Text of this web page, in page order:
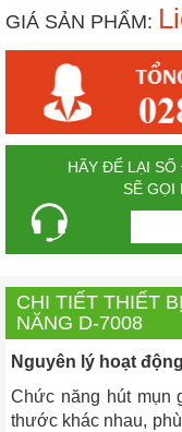
GIÁ SẢN PHẨM:
HÃY ĐỂ LẠI
SẼ GỌI
CHI TIẾT THIẾT
NĂNG D-7008
Nguyên lý hoạt động
Chức năng hút mụn
thước khác nhau,